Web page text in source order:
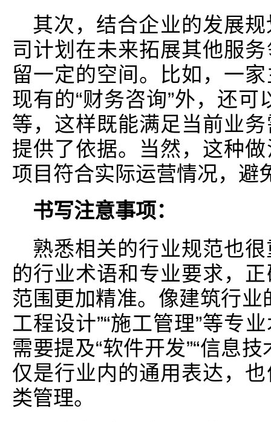
其次，结合企业的发展
司计划在未来拓展其他服
留一定的空间。比如，一
现有的“财务咨询”外，还可
等，这样既能满足当前业
提供了依据。当然，这种
项目符合实际运营情况，避
书写注意事项：
熟悉相关的行业规范也
的行业术语和专业要求，
范围更加精准。像建筑行
工程设计”“施工管理”等专
需要提及“软件开发”“信息
仅是行业内的通用表达，
类管理。